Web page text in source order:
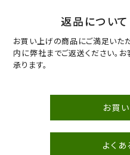
返品について
お買い上げの商品にご満足い
内に弊社までご返送ください。
承ります。
お買
よく